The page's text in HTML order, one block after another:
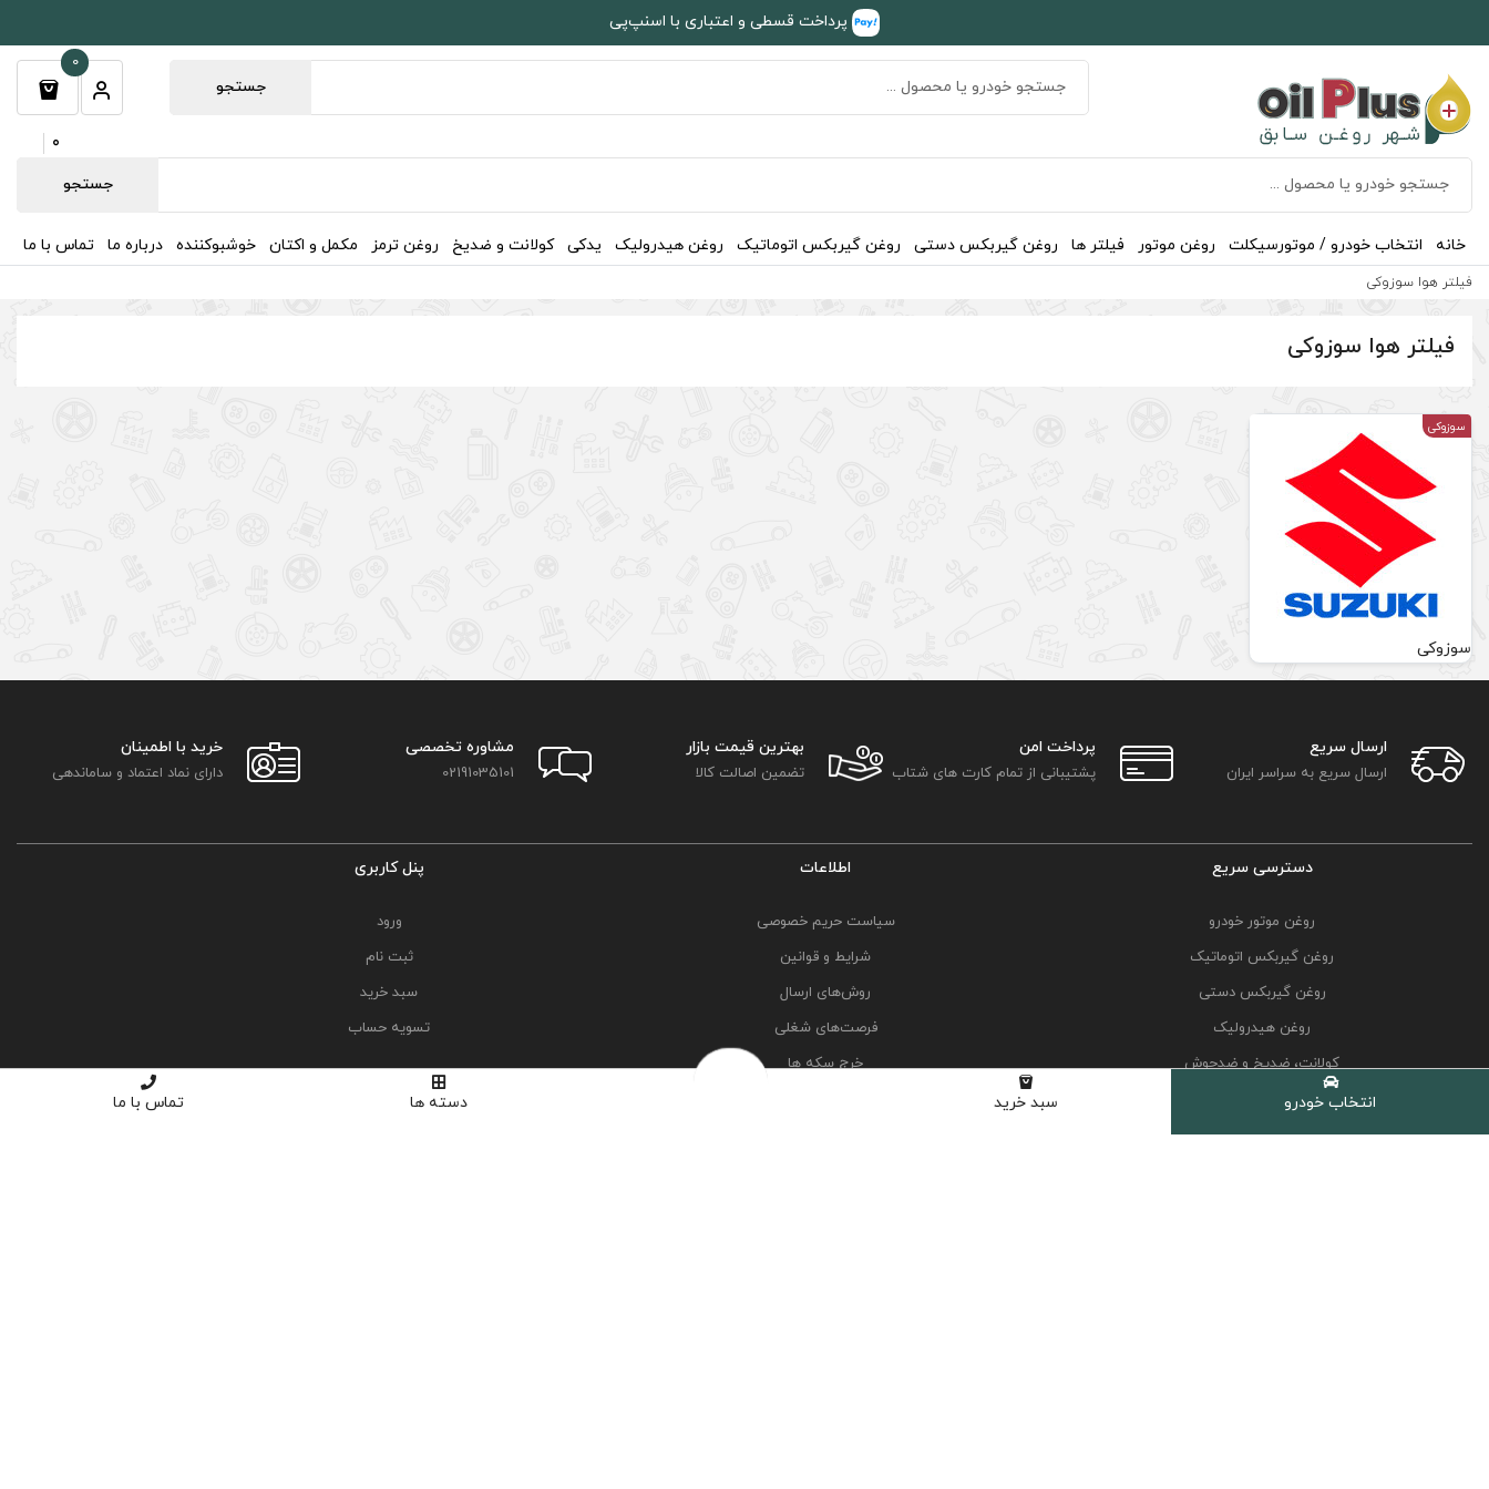
انتخاب خودرو سبد خرید دسته ها تماس با ما
پرداخت قسطی و اعتباری با اسنپ‌پی
جستجو
0
0
جستجو
خانه انتخاب خودرو / موتورسیکلت روغن موتور فیلتر ها روغن گیربکس دستی روغن گیربکس اتوماتیک روغن هیدرولیک یدکی کولانت و ضدیخ روغن ترمز مکمل و اکتان خوشبوکننده درباره ما تماس با ما
فیلتر هوا سوزوکی
فیلتر هوا سوزوکی
سوزوکی
سوزوکی
ارسال سریع
ارسال سریع به سراسر ایران
پرداخت امن
پشتیبانی از تمام کارت های شتاب
بهترین قیمت بازار
تضمین اصالت کالا
مشاوره تخصصی
02191035101
خرید با اطمینان
دارای نماد اعتماد و ساماندهی
دسترسی سریع
روغن موتور خودرو
روغن گیربکس اتوماتیک
روغن گیربکس دستی
روغن هیدرولیک
کولانت، ضدیخ و ضدجوش
مکمل و اکتان
اطلاعات
سیاست حریم خصوصی
شرایط و قوانین
روش‌های ارسال
فرصت‌های شغلی
خرج سکه ها
پنل کاربری
ورود
ثبت نام
سبد خرید
تسویه حساب